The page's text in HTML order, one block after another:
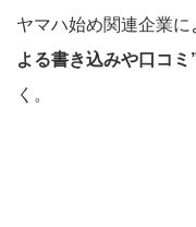
ヤマハ始め関連企業に
よる書き込みや口コミ
く。